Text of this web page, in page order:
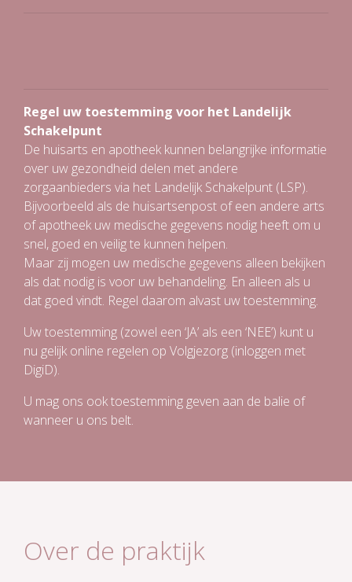
Regel uw toestemming voor het Landelijk
Schakelpunt
De huisarts en apotheek kunnen belangrijke informatie
over uw gezondheid delen met andere
zorgaanbieders via het Landelijk Schakelpunt (LSP).
Bijvoorbeeld als de huisartsenpost of een andere arts
of apotheek uw medische gegevens nodig heeft om u
snel, goed en veilig te kunnen helpen.
Maar zij mogen uw medische gegevens alleen bekijken
als dat nodig is voor uw behandeling. En alleen als u
dat goed vindt. Regel daarom alvast uw toestemming.
Uw toestemming (zowel een ‘JA’ als een ‘NEE’) kunt u
nu gelijk online regelen op Volgjezorg (inloggen met
DigiD).
U mag ons ook toestemming geven aan de balie of
wanneer u ons belt.
Over de praktijk